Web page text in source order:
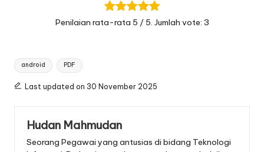
Penilaian rata-rata 5 / 5. Jumlah vote: 3
Tags:
android PDF
Last updated on 30 November 2025
Hudan Mahmudan
Seorang Pegawai yang antusias di bidang Teknologi